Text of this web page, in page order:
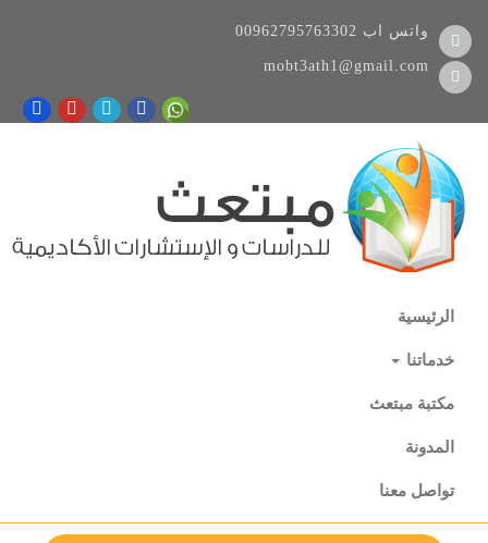
00962795763302 واتس اب
mobt3ath1@gmail.com
الرئيسية
خدماتنا
مكتبة مبتعث
المدونة
تواصل معنا